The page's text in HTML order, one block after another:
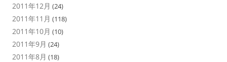
2011年12月 (24)
2011年11月 (118)
2011年10月 (10)
2011年9月 (24)
2011年8月 (18)